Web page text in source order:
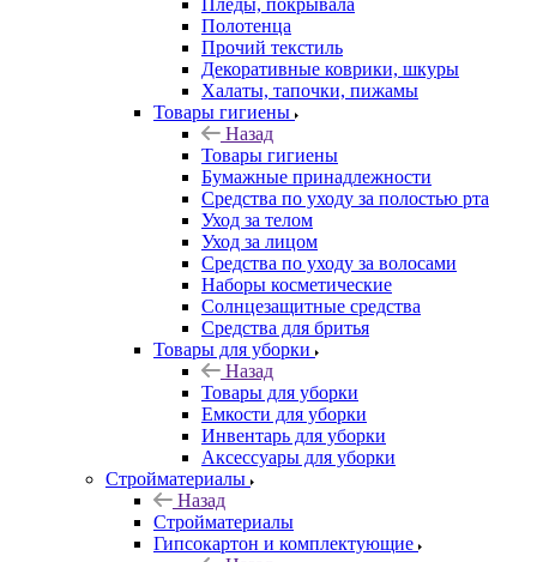
Пледы, покрывала
Полотенца
Прочий текстиль
Декоративные коврики, шкуры
Халаты, тапочки, пижамы
Товары гигиены
Назад
Товары гигиены
Бумажные принадлежности
Средства по уходу за полостью рта
Уход за телом
Уход за лицом
Средства по уходу за волосами
Наборы косметические
Солнцезащитные средства
Средства для бритья
Товары для уборки
Назад
Товары для уборки
Емкости для уборки
Инвентарь для уборки
Аксессуары для уборки
Стройматериалы
Назад
Стройматериалы
Гипсокартон и комплектующие